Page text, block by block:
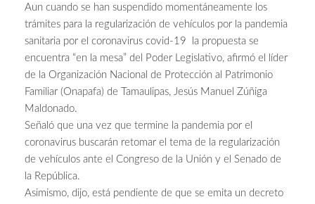
Aun cuando se han suspendido momentáneamente los
trámites para la regularización de vehículos por la pandemia
sanitaria por el coronavirus covid-19 la propuesta se
encuentra “en la mesa” del Poder Legislativo, afirmó el líder
de la Organización Nacional de Protección al Patrimonio
Familiar (Onapafa) de Tamaulipas, Jesús Manuel Zúñiga
Maldonado.
Señaló que una vez que termine la pandemia por el
coronavirus buscarán retomar el tema de la regularización
de vehículos ante el Congreso de la Unión y el Senado de
la República.
Asimismo, dijo, está pendiente de que se emita un decreto